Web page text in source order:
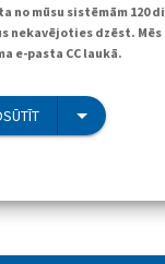
no mūsu sistēmām 120
nekavējoties dzēst.
e-pasta CC laukā.